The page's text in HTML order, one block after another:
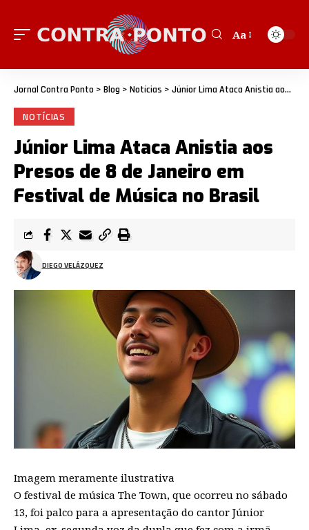
Aa
Jornal Contra Ponto > Blog > Notícias > Júnior Lima Ataca Anistia aos Presos de 8 de Janeiro em Festival de Música no Brasil
NOTÍCIAS
Júnior Lima Ataca Anistia aos
Presos de 8 de Janeiro em
Festival de Música no Brasil
DIEGO VELÁZQUEZ
Imagem meramente ilustrativa
O festival de música The Town, que ocorreu no sábado
13, foi palco para a apresentação do cantor Júnior